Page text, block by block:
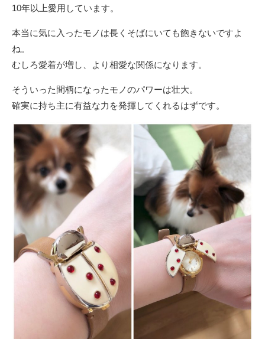
10年以上愛用しています。
本当に気に入ったモノは長くそばにいても飽きないですよ
ね。
むしろ愛着が増し、より相愛な関係になります。
そういった間柄になったモノのパワーは壮大。
確実に持ち主に有益な力を発揮してくれるはずです。